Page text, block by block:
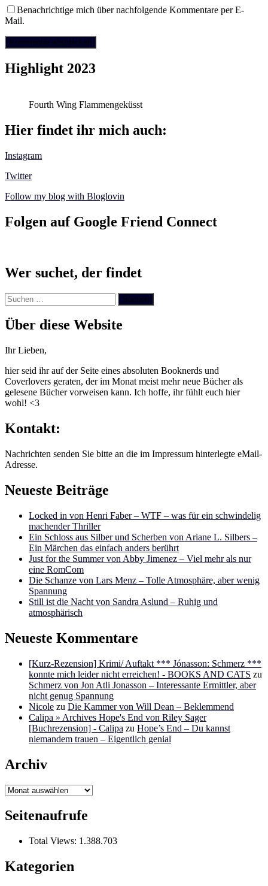
Benachrichtige mich über nachfolgende Kommentare per E-
Mail.
Highlight 2023
Fourth Wing Flammengeküsst
Hier findet ihr mich auch:
Instagram
Twitter
Follow my blog with Bloglovin
Folgen auf Google Friend Connect
Wer suchet, der findet
Suchen
nach:
Über diese Website
Ihr Lieben,
hier seid ihr auf der Seite eines absoluten Booknerds und
Coverlovers geraten, der im Monat meist mehr neue Bücher als
gelesene Bücher vorweisen kann. Ich hoffe, ihr fühlt euch hier
wohl! <3
Kontakt:
Nachrichten senden Sie bitte an die im Impressum hinterlegte eMail-
Adresse.
Neueste Beiträge
Locked in von Henri Faber – WTF – was für ein schwindelig
machender Thriller
Ein Schloss aus Silber und Scherben von Ariane L. Silbers –
Ein Märchen das einfach anders berührt
Just for the Summer von Abby Jimenez – Viel mehr als nur
eine RomCom
Die Schanze von Lars Menz – Tolle Atmosphäre, aber wenig
Spannung
Still ist die Nacht von Sandra Aslund – Ruhig und
atmosphärisch
Neueste Kommentare
[Kurz-Rezension] Krimi/ Auftakt *** Jónasson: Schmerz ***
konnte mich leider nicht erreichen! - BOOKS AND CATS zu
Schmerz von Jon Atli Jonasson – Interessante Ermittler, aber
nicht genug Spannung
Nicole zu Die Kammer von Will Dean – Beklemmend
Calipa » Archives Hope's End von Riley Sager
[Buchrezension] - Calipa zu Hope’s End – Du kannst
niemandem trauen – Eigentlich genial
Archiv
Archiv
Seitenaufrufe
Total Views: 1.388.703
Kategorien